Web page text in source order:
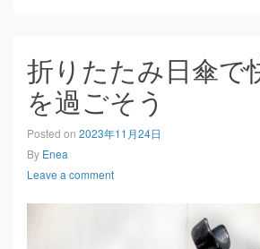
折りたたみ日傘で
を過ごそう
Posted on 2023年11月24日
By Enea
Leave a comment